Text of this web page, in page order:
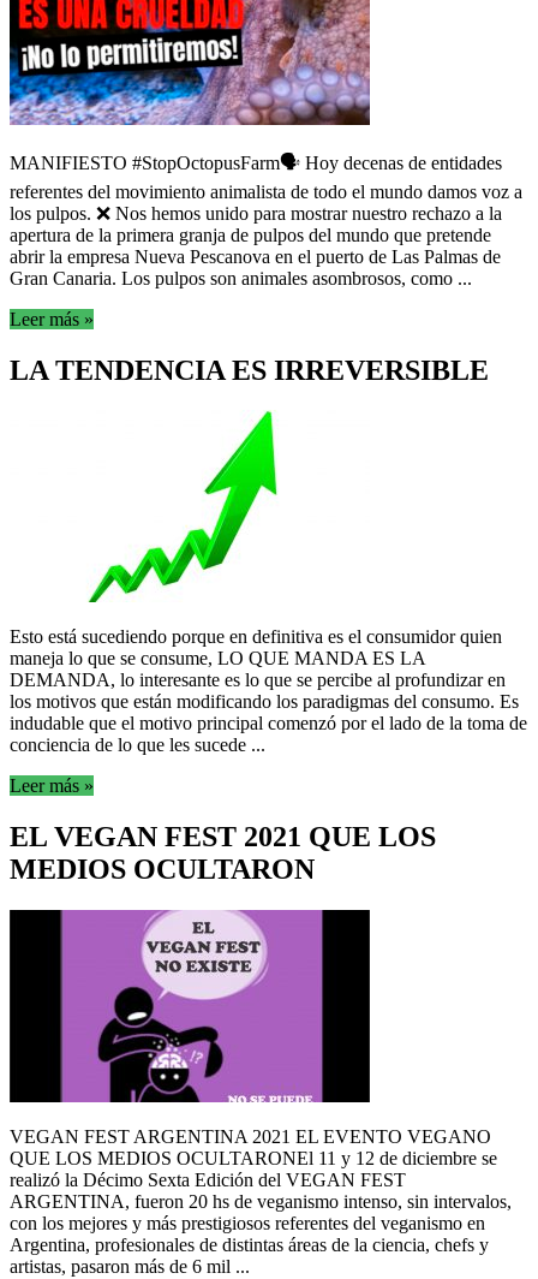
MANIFIESTO #StopOctopusFarm🗣️ Hoy decenas de entidades
referentes del movimiento animalista de todo el mundo damos voz a
los pulpos. ❌ Nos hemos unido para mostrar nuestro rechazo a la
apertura de la primera granja de pulpos del mundo que pretende
abrir la empresa Nueva Pescanova en el puerto de Las Palmas de
Gran Canaria. Los pulpos son animales asombrosos, como ...
Leer más »
LA TENDENCIA ES IRREVERSIBLE
Esto está sucediendo porque en definitiva es el consumidor quien
maneja lo que se consume, LO QUE MANDA ES LA
DEMANDA, lo interesante es lo que se percibe al profundizar en
los motivos que están modificando los paradigmas del consumo. Es
indudable que el motivo principal comenzó por el lado de la toma de
conciencia de lo que les sucede ...
Leer más »
EL VEGAN FEST 2021 QUE LOS
MEDIOS OCULTARON
VEGAN FEST ARGENTINA 2021 EL EVENTO VEGANO
QUE LOS MEDIOS OCULTARONEl 11 y 12 de diciembre se
realizó la Décimo Sexta Edición del VEGAN FEST
ARGENTINA, fueron 20 hs de veganismo intenso, sin intervalos,
con los mejores y más prestigiosos referentes del veganismo en
Argentina, profesionales de distintas áreas de la ciencia, chefs y
artistas, pasaron más de 6 mil ...